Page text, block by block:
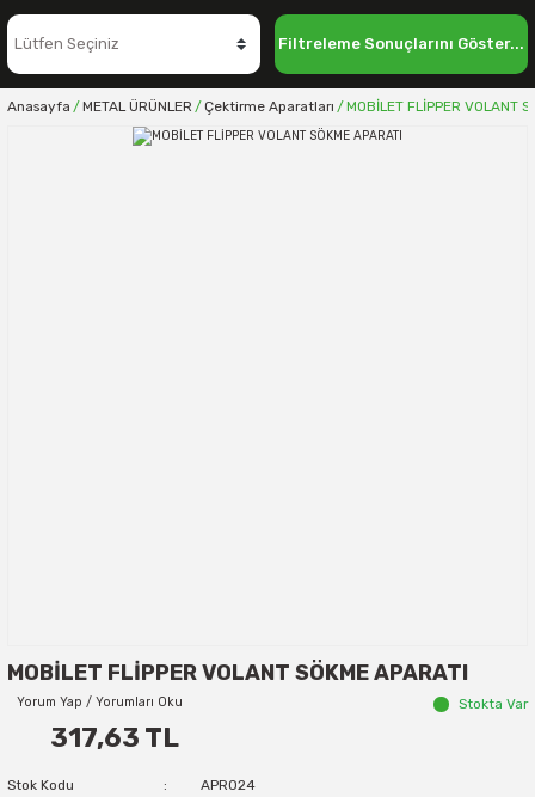
Filtreleme Sonuçlarını Göster...
Anasayfa METAL ÜRÜNLER Çektirme Aparatları MOBİLET FLİPPER VOLANT
MOBİLET FLİPPER VOLANT SÖKME APARATI
Yorum Yap / Yorumları Oku Stokta Var
317,63 TL
Stok Kodu
APR024